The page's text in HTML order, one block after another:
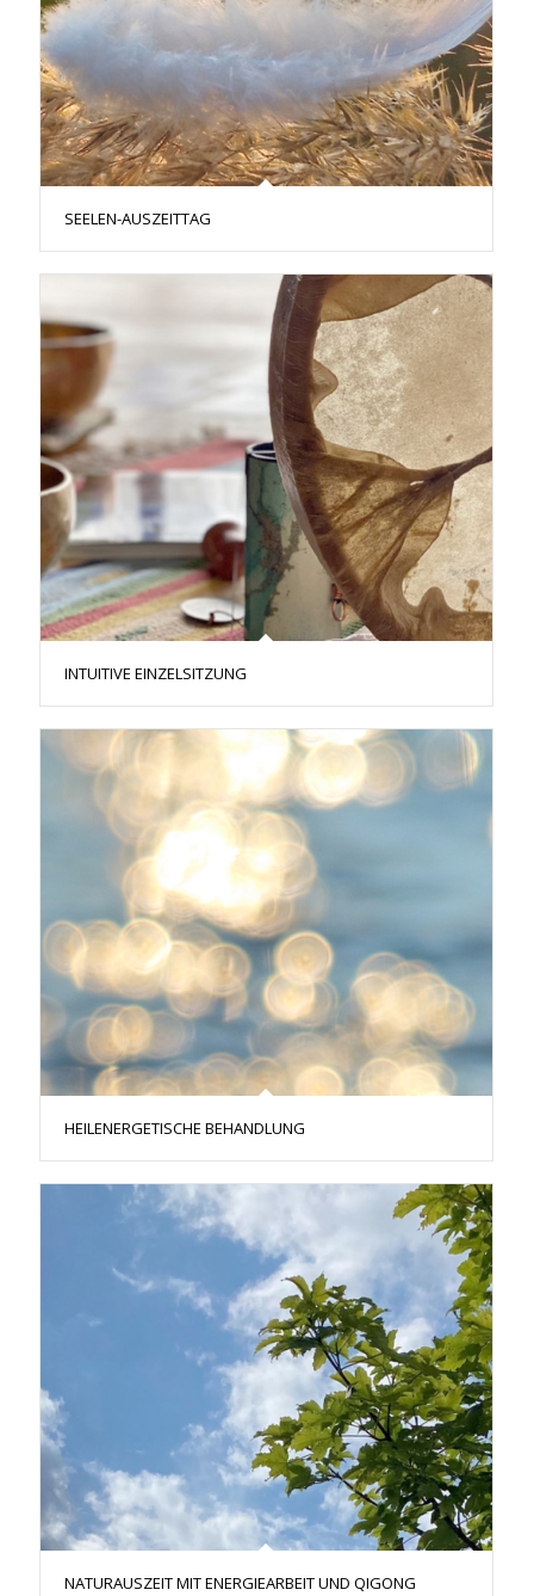
SEELEN-AUSZEITTAG
INTUITIVE EINZELSITZUNG
HEILENERGETISCHE BEHANDLUNG
NATURAUSZEIT MIT ENERGIEARBEIT UND QIGONG